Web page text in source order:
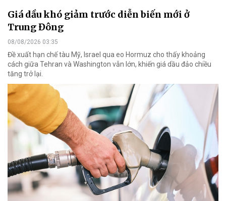
Giá dầu khó giảm trước diễn biến mới ở
Trung Đông
08/08/2026 03:35
Đề xuất hạn chế tàu Mỹ, Israel qua eo Hormuz cho thấy khoảng
cách giữa Tehran và Washington vẫn lớn, khiến giá dầu đảo chiều
tăng trở lại.